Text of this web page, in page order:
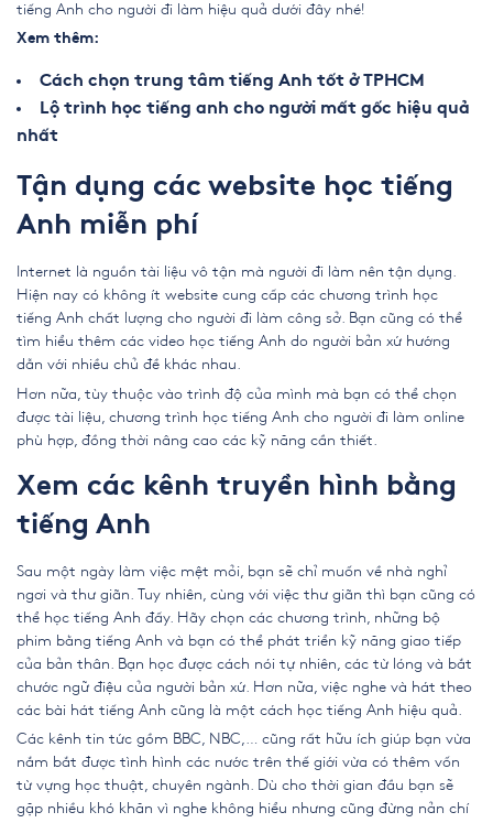
tiếng Anh cho người đi làm hiệu quả dưới đây nhé!
Xem thêm:
Cách chọn trung tâm tiếng Anh tốt ở TPHCM
Lộ trình học tiếng anh cho người mất gốc hiệu quả
nhất
Tận dụng các website học tiếng
Anh miễn phí
Internet là nguồn tài liệu vô tận mà người đi làm nên tận dụng.
Hiện nay có không ít website cung cấp các chương trình học
tiếng Anh chất lượng cho người đi làm công sở . Bạn cũng có thể
tìm hiểu thêm các video học tiếng Anh do người bản xứ hướng
dẫn với nhiều chủ đề khác nhau.
Hơn nữa, tùy thuộc vào trình độ của mình mà bạn có thể chọn
được tài liệu, chương trình học tiếng Anh cho người đi làm online
phù hợp , đồng thời nâng cao các kỹ năng cần thiết.
Xem các kênh truyền hình bằng
tiếng Anh
Sau một ngày làm việc mệt mỏi, bạn sẽ chỉ muốn về nhà nghỉ
ngơi và thư giãn. Tuy nhiên, cùng với việc thư giãn thì bạn cũng có
thể học tiếng Anh đấy.
Hãy chọn các chương trình, những bộ
phim bằng tiếng Anh và bạn có thể phát triển kỹ năng giao tiếp
của bản thân.
Bạn học được cách nói tự nhiên, các từ lóng và bắt
chước ngữ điệu của người bản xứ. Hơn nữa, việc nghe và hát theo
các bài hát tiếng Anh cũng là một cách học tiếng Anh hiệu quả.
Các kênh tin tức gồm BBC, NBC,… cũng rất hữu ích giúp bạn vừa
nắm bắt được tình hình các nước trên thế giới vừa có thêm vốn
từ vựng học thuật, chuyên ngành. Dù cho thời gian đầu bạn sẽ
gặp nhiều khó khăn vì nghe không hiểu nhưng cũng đừng nản chí